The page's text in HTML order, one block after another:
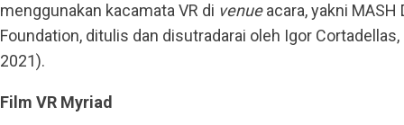
menggunakan kacamata VR di venueacara, yakni MASH
Foundation, ditulis dan disutradarai oleh Igor
2021).
Film VR Myriad